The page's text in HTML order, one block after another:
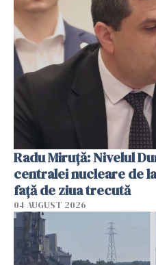
Radu Miruţă: Nivelul
centralei nucleare de
faţă de ziua trecută
04 AUGUST 2026